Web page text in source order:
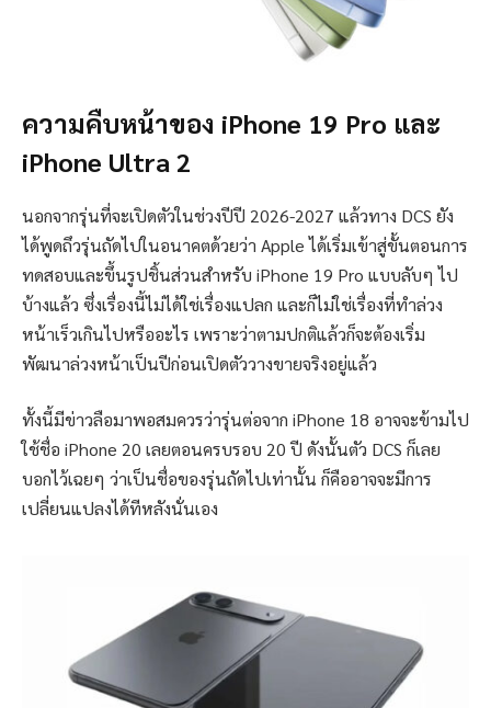
ความคืบหน้าของ iPhone 19 Pro และ
iPhone Ultra 2
นอกจากรุ่นที่จะเปิดตัวในช่วงปีปี 2026-2027 แล้วทาง DCS ยัง
ได้พูดถึวรุ่นถัดไปในอนาคตด้วยว่า Apple ได้เริ่มเข้าสู่ขั้นตอนการ
ทดสอบและขึ้นรูปชิ้นส่วนสำหรับ iPhone 19 Pro แบบลับๆ ไป
บ้างแล้ว ซึ่งเรื่องนี้ไม่ได้ใช่เรื่องแปลก และก็ไม่ใช่เรื่องที่ทำล่วง
หน้าเร็วเกินไปหรืออะไร เพราะว่าตามปกติแล้วก็จะต้องเริ่ม
พัฒนาล่วงหน้าเป็นปีก่อนเปิดตัววางขายจริงอยู่แล้ว
ทั้งนี้มีข่าวลือมาพอสมควรว่ารุ่นต่อจาก iPhone 18 อาจจะข้ามไป
ใช้ชื่อ iPhone 20 เลยตอนครบรอบ 20 ปี ดังนั้นตัว DCS ก็เลย
บอกไว้เฉยๆ ว่าเป็นชื่อของรุ่นถัดไปเท่านั้น ก็คืออาจจะมีการ
เปลี่ยนแปลงได้ทีหลังนั่นเอง